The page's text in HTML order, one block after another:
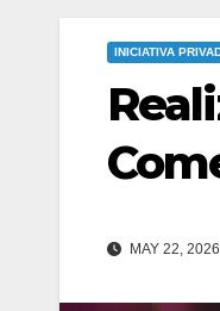
INICIATIVA
MAY 22, 2026